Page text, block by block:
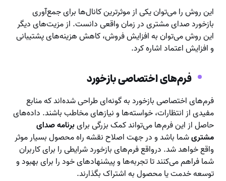
این روش را می‌توان یکی از موثرترین کانال‌ها برای جمع‌آوری
بازخورد صدای مشتری در زمان واقعی دانست. از مزیت‌های دیگر
این روش می‌توان به افزایش فروش، کاهش هزینه‌های پشتیبانی
و افزایش اعتماد اشاره کرد.
فرم‌های اختصاصی بازخورد
فرم‌های اختصاصی بازخورد به گونه‌ای طراحی شده‌اند که منابع
مفیدی از انتظارات، خواسته‌ها و نیازهای مخاطب باشند. داده‌های
حاصل از این فرم‌ها می‌تواند کمک بزرگی برایبرنامه صدای
مشتریشما باشد و در جهت اصلاح نقشه راه محصول بسیار موثر
واقع خواهد شد. درواقع فرم‌های بازخورد شرایطی را برای کاربران
شما فراهم می‌کنند تا تجربه‌ها و پیشنهادهای خود را برای بهبود و
توسعه خدمت یا محصول به اشتراک بگذارند.